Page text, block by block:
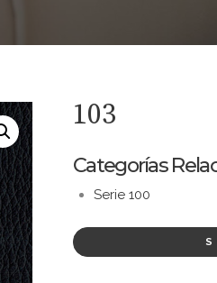
103
Categorías
Serie 100